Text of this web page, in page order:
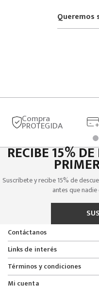
Queremos
Compra
PROTEGIDA
RECIBE 15%
Suscríbete y recibe 15% de
antes que
Contáctanos
Encuentra tu tienda
Formulario de solicitudes
Servicio al cliente
Links de interés
Quienes somos
Políticas de entrega, cambio y
Políticas de privacidad
Términos y condiciones
Promociones
Mi cuenta